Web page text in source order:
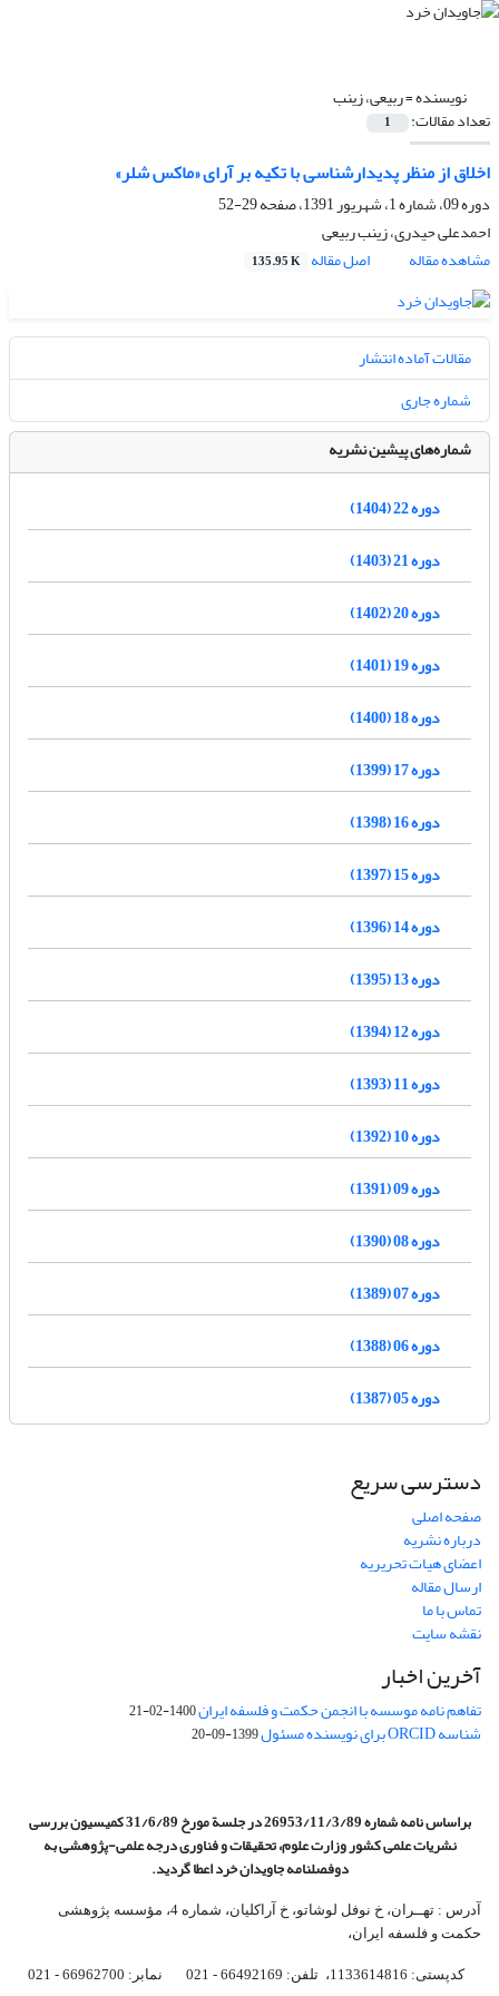
نویسنده =ربیعی، زینب
تعداد مقالات: 1
اخلاق از منظر پدیدارشناسی با تکیه بر آرای «ماکس شلر»
دوره 09، شماره 1، شهریور 1391، صفحه
29-52
احمدعلی حیدری، زینب ربیعی
مشاهده مقاله
اصل مقاله 135.95 K
مقالات آماده انتشار
شماره جاری
شماره‌های پیشین نشریه
دوره 22 (1404)
دوره 21 (1403)
دوره 20 (1402)
دوره 19 (1401)
دوره 18 (1400)
دوره 17 (1399)
دوره 16 (1398)
دوره 15 (1397)
دوره 14 (1396)
دوره 13 (1395)
دوره 12 (1394)
دوره 11 (1393)
دوره 10 (1392)
دوره 09 (1391)
دوره 08 (1390)
دوره 07 (1389)
دوره 06 (1388)
دوره 05 (1387)
دسترسی سریع
صفحه اصلی
درباره نشریه
اعضای هیات تحریریه
ارسال مقاله
تماس با ما
نقشه سایت
آخرین اخبار
تفاهم نامه موسسه با انجمن حکمت و فلسفه ایران1400-02-21
شناسه ORCID برای نویسنده مسئول 1399-09-20
براساس نامه شماره 26953/11/3/89 در جلسة مورخ 31/6/89 کمیسیون
بررسی
نشریات علمی کشور وزارت علوم، تحقیقات و فناوری درجه علمی‌-پژوهشیبه
دوفصلنامه جاویدان خرد اعطا گردید.
آدرس : تهــران، خ نوفل لوشاتو، خ آراکلیان، شماره 4،‌ مؤسسه پژوهشی
حکمت و فلسفه ایران،‌
کدپستی: 1133614816، تلفن: 66492169 - 021 نمابر: 66962700 - 021